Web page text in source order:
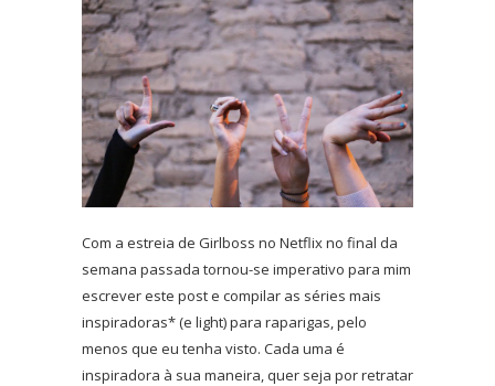
Com a estreia de Girlboss no Netflix no final da
semana passada tornou-se imperativo para mim
escrever este post e compilar as séries mais
inspiradoras* (e light) para raparigas, pelo
menos que eu tenha visto. Cada uma é
inspiradora à sua maneira, quer seja por retratar